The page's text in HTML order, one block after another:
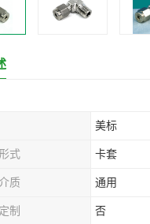
美标
式 卡套
质 通用
制 否